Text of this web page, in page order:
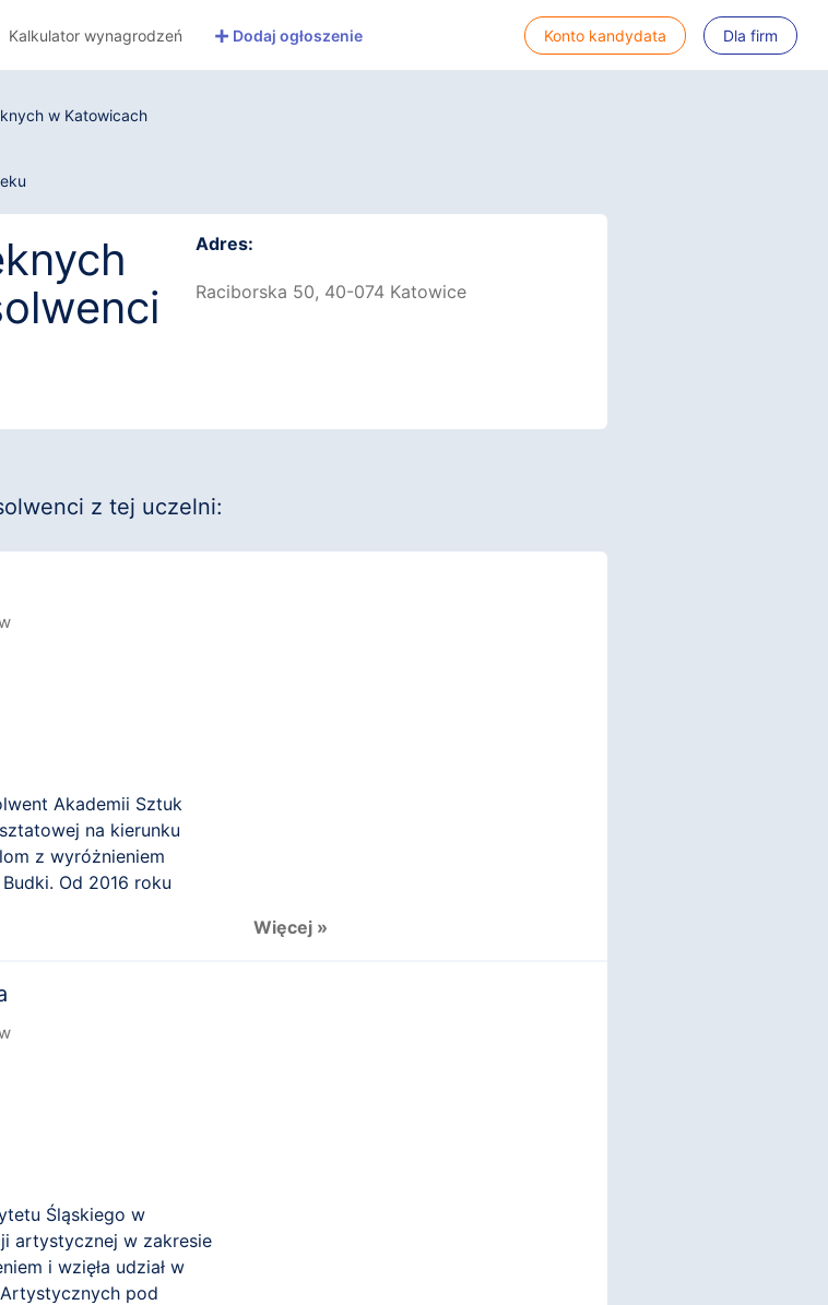
Kalkulator wynagrodzeń + Dodaj ogłoszenie Konto kandydata Dla firm
w Katowicach
Adres:
Raciborska 50, 40-074 Katowice
z tej uczelni:
Akademii Sztuk
na kierunku
z wyróżnieniem
Od 2016 roku
Więcej »
Śląskiego w
artystycznej w zakresie
i wzięła udział w
pod